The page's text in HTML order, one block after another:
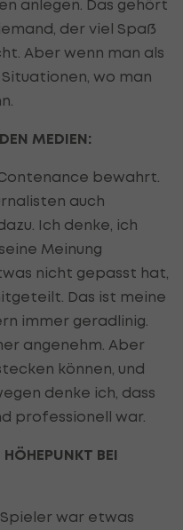
anlegen. Das gehört
der viel Spaß
Aber wenn man als
wo man
MEDIEN:
bewahrt.
auch
Ich denke, ich
Meinung
nicht gepasst hat,
Das ist meine
immer geradlinig.
angenehm. Aber
können, und
denke ich, dass
professionell war.
BEI
war etwas